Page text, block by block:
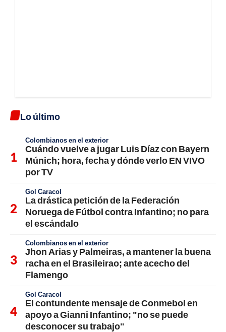
Lo último
Colombianos en el exterior
Cuándo vuelve a jugar Luis Díaz con Bayern
Múnich; hora, fecha y dónde verlo EN VIVO
por TV
Gol Caracol
La drástica petición de la Federación
Noruega de Fútbol contra Infantino; no para
el escándalo
Colombianos en el exterior
Jhon Arias y Palmeiras, a mantener la buena
racha en el Brasileirao; ante acecho del
Flamengo
Gol Caracol
El contundente mensaje de Conmebol en
apoyo a Gianni Infantino; "no se puede
desconocer su trabajo"